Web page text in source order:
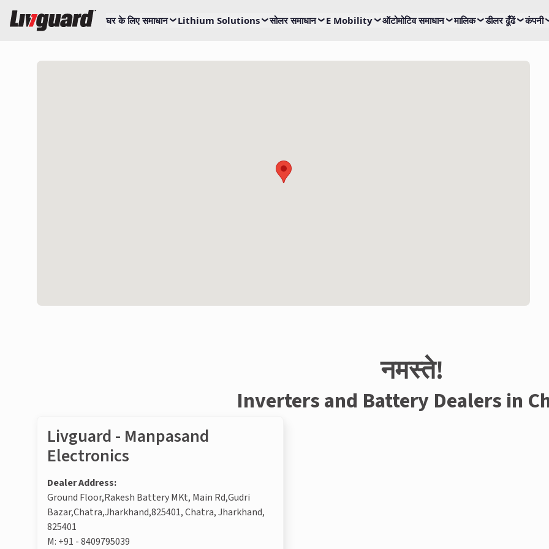
घर के लिए समाधान Lithium Solutions सोलर समाधान E Mobility ऑटोमोटिव समाधान मालिक डीलर ढूँढें कंपनी
नमस्ते!
Inverters and Battery Dealers in
Livguard - Manpasand
Electronics
Dealer Address:
Ground Floor,Rakesh Battery MKt, Main Rd,Gudri
Bazar,Chatra,Jharkhand,825401, Chatra, Jharkhand,
825401
M: +91 - 8409795039